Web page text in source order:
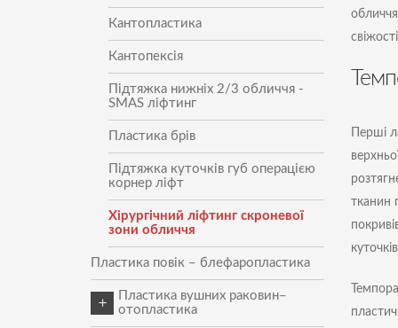
Кантопластика
Кантопексія
Підтяжка нижніх 2/3 обличчя -
SMAS ліфтинг
Пластика брів
Підтяжка куточків губ операцією
корнер ліфт
Хірургічний ліфтинг скроневої
зони обличчя
Пластика повік – блефаропластика
Пластика вушних раковин–
отопластика
Перші
тканин